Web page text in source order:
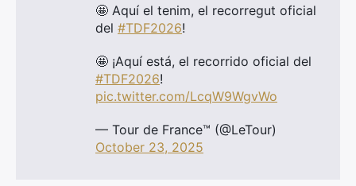
🤩 Aquí el tenim, el recorregut oficial
del #TDF2026!
🤩 ¡Aquí está, el recorrido oficial del
#TDF2026!
pic.twitter.com/LcqW9WgvWo
— Tour de France™ (@LeTour)
October 23, 2025